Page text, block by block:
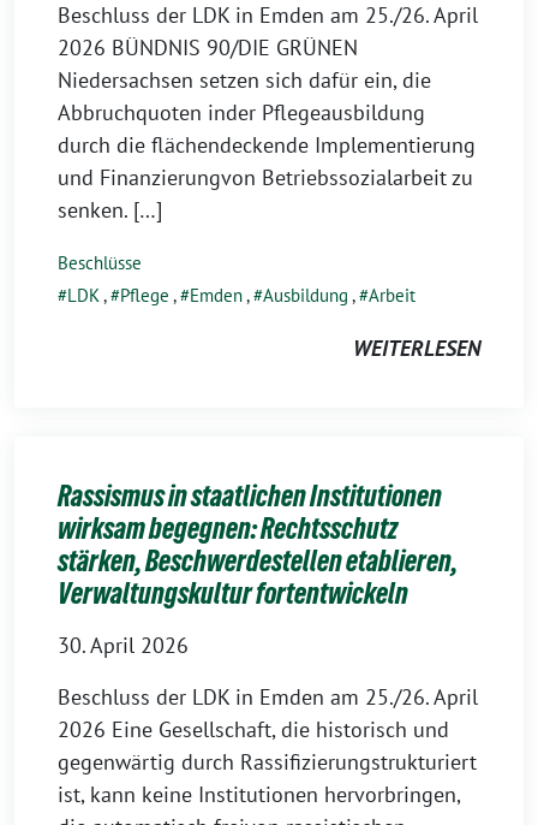
Beschluss der LDK in Emden am 25./26. April
2026 BÜNDNIS 90/DIE GRÜNEN
Niedersachsen setzen sich dafür ein, die
Abbruchquoten inder Pflegeausbildung
durch die flächendeckende Implementierung
und Finanzierungvon Betriebssozialarbeit zu
senken. […]
Beschlüsse
LDK, Pflege , Emden, Ausbildung , Arbeit
WEITERLESEN
Rassismus in staatlichen Institutionen
wirksam begegnen: Rechtsschutz
stärken, Beschwerdestellen etablieren,
Verwaltungskultur fortentwickeln
30. April 2026
Beschluss der LDK in Emden am 25./26. April
2026 Eine Gesellschaft, die historisch und
gegenwärtig durch Rassifizierungstrukturiert
ist, kann keine Institutionen hervorbringen,